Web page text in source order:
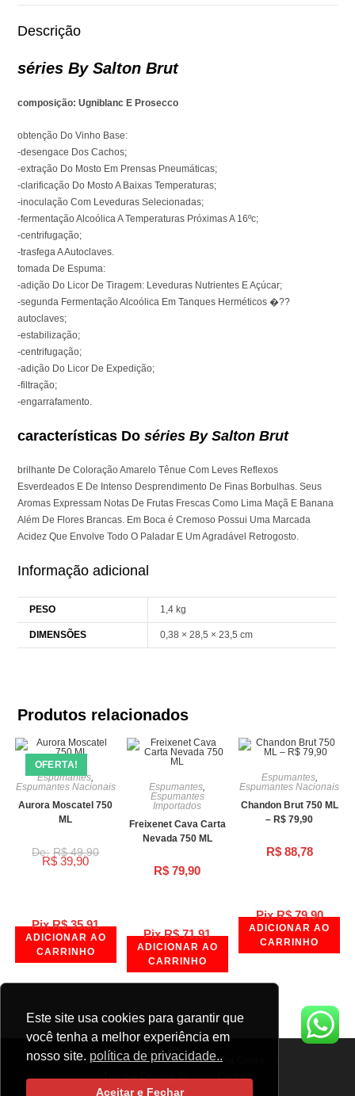
Este site usa cookies para garantir que
você tenha a melhor experiência em
nosso site. política de privacidade..
Aceitar e Fechar
Descrição
séries By Salton Brut
composição: Ugniblanc E Prosecco
obtenção Do Vinho Base:
-desengace Dos Cachos;
-extração Do Mosto Em Prensas Pneumáticas;
-clarificação Do Mosto A Baixas Temperaturas;
-inoculação Com Leveduras Selecionadas;
-fermentação Alcoólica A Temperaturas Próximas A 16ºc;
-centrifugação;
-trasfega A Autoclaves.
tomada De Espuma:
-adição Do Licor De Tiragem: Leveduras Nutrientes E Açúcar;
-segunda Fermentação Alcoólica Em Tanques Herméticos �??
autoclaves;
-estabilização;
-centrifugação;
-adição Do Licor De Expedição;
-filtração;
-engarrafamento.
características Doséries By Salton Brut
brilhante De Coloração Amarelo Tênue Com Leves Reflexos
Esverdeados E De Intenso Desprendimento De Finas Borbulhas. Seus
Aromas Expressam Notas De Frutas Frescas Como Lima Maçã E Banana
Além De Flores Brancas. Em Boca é Cremoso Possui Uma Marcada
Acidez Que Envolve Todo O Paladar E Um Agradável Retrogosto.
Informação adicional
PESO 1,4 kg
DIMENSÕES 0,38 × 28,5 × 23,5 cm
Produtos relacionados
Pix R$35,91
OFERTA!
Espumantes,
Espumantes Nacionais
Aurora Moscatel 750
ML
R$49,90
R$ 39,90
ADICIONAR AO
CARRINHO
Pix R$71,91
Espumantes,
Espumantes
Importados
Freixenet Cava Carta
Nevada 750 ML
R$ 79,90
ADICIONAR AO
CARRINHO
Pix R$79,90
Espumantes,
Espumantes Nacionais
Chandon Brut 750 ML
– R$ 79,90
R$88,78
ADICIONAR AO
CARRINHO
Home Empresa
Minha Conta
Troca e Devolução
Contato